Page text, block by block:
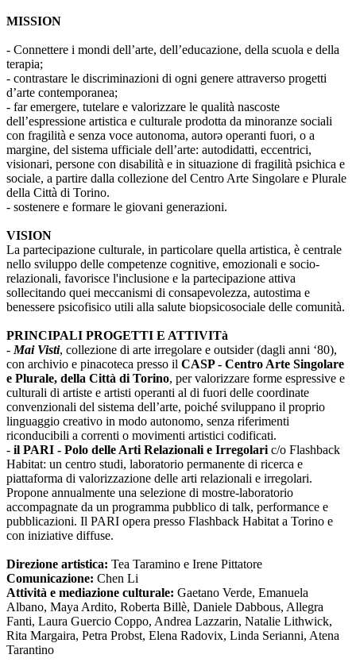
MISSION
- Connettere i mondi dell’arte, dell’educazione, della scuola e della
terapia;
- contrastare le discriminazioni di ogni genere attraverso progetti
d’arte contemporanea;
- far emergere, tutelare e valorizzare le qualità nascoste
dell’espressione artistica e culturale prodotta da minoranze sociali
con fragilità e senza voce autonoma, autorə operanti fuori, o a
margine, del sistema ufficiale dell’arte: autodidatti, eccentrici,
visionari, persone con disabilità e in situazione di fragilità psichica e
sociale, a partire dalla collezione del Centro Arte Singolare e Plurale
della Città di Torino.
- sostenere e formare le giovani generazioni.
VISION
La partecipazione culturale, in particolare quella artistica, è centrale
nello sviluppo delle competenze cognitive, emozionali e socio-
relazionali, favorisce l'inclusione e la partecipazione attiva
sollecitando quei meccanismi di consapevolezza, autostima e
benessere psicofisico utili alla salute biopsicosociale delle comunità.
PRINCIPALI PROGETTI E ATTIVITà
- Mai Visti, collezione di arte irregolare e outsider (dagli anni ‘80),
con archivio e pinacoteca presso il CASP - Centro Arte Singolare
e Plurale, della Città di Torino, per valorizzare forme espressive e
culturali di artiste e artisti operanti al di fuori delle coordinate
convenzionali del sistema dell’arte, poiché sviluppano il proprio
linguaggio creativo in modo autonomo, senza riferimenti
riconducibili a correnti o movimenti artistici codificati.
- il PARI - Polo delle Arti Relazionali e Irregolari c/o Flashback
Habitat: un centro studi, laboratorio permanente di ricerca e
piattaforma di valorizzazione delle arti relazionali e irregolari.
Propone annualmente una selezione di mostre-laboratorio
accompagnate da un programma pubblico di talk, performance e
pubblicazioni. Il PARI opera presso Flashback Habitat a Torino e
con iniziative diffuse.
Direzione artistica: Tea Taramino e Irene Pittatore
Comunicazione: Chen Li
Attività e mediazione culturale: Gaetano Verde, Emanuela
Albano, Maya Ardito, Roberta Billè, Daniele Dabbous, Allegra
Fanti, Laura Guercio Coppo, Andrea Lazzarin, Natalie Lithwick,
Rita Margaira, Petra Probst, Elena Radovix, Linda Serianni, Atena
Tarantino